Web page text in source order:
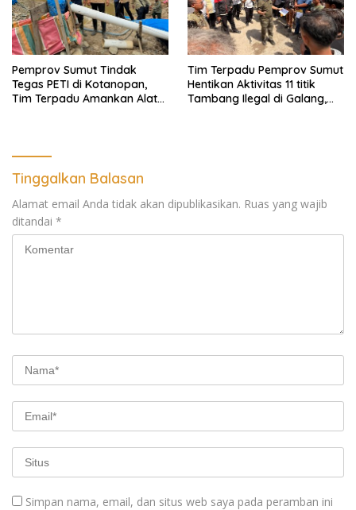
Pemprov Sumut Tindak
Tegas PETI di Kotanopan,
Tim Terpadu Amankan Alat
Tim Terpadu Pemprov Sumut
Hentikan Aktivitas 11 titik
Tambang Ilegal di Galang,
Tinggalkan Balasan
Alamat email Anda tidak akan dipublikasikan. Ruas yang wajib
ditandai *
Simpan nama, email, dan situs web saya pada peramban ini